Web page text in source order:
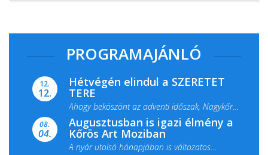
PROGRAMAJÁNLÓ
12.
12.
Hétvégén elindul a SZERETET
TERE
Ahogy beköszönt az adventi időszak, Nagykőrös
ismét megtelik ünnepi fénnyel és közös...
08.
04.
Augusztusban is igazi élmény a
Kőrös Art Moziban
A nyár utolsó hónapjában is változatos